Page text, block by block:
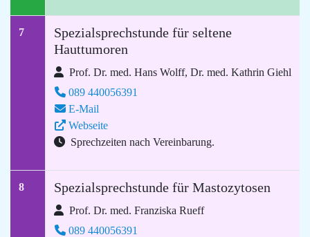
7
Spezialsprechstunde für seltene
Hauttumoren
Prof. Dr. med. Hans Wolff, Dr. med. Kathrin Giehl
089 440056391
E-Mail
Webseite
Sprechzeiten nach Vereinbarung.
8 Spezialsprechstunde für Mastozytosen
Prof. Dr. med. Franziska Rueff
089 440056391